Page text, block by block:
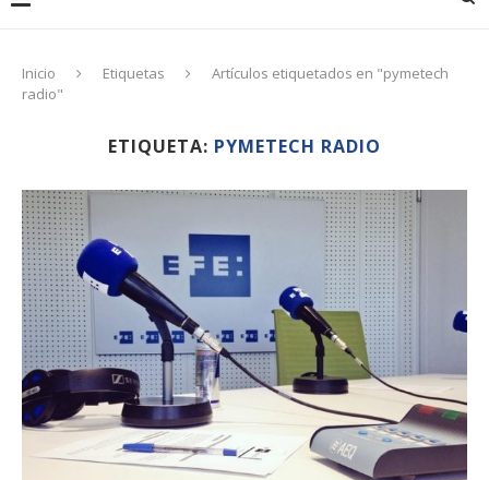
Inicio Etiquetas
Artículos etiquetados en "pymetech
radio"
ETIQUETA: PYMETECH RADIO